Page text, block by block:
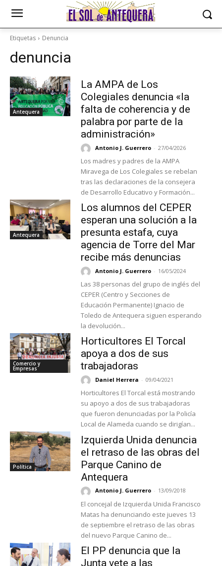
Etiquetas Denuncia
denuncia
Antequera
La AMPA de Los
Colegiales denuncia «la
falta de coherencia y de
palabra por parte de la
administración»
Antonio J. Guerrero - 27/04/2026
Los madres y padres de la AMPA
Miravega de Los Colegiales se rebelan
tras las declaraciones de la consejera
de Desarrollo Educativo y Formación...
Antequera
Los alumnos del CEPER
esperan una solución a la
presunta estafa, cuya
agencia de Torre del Mar
recibe más denuncias
Antonio J. Guerrero - 16/05/2024
Las 38 personas del grupo de inglés del
CEPER (Centro y Secciones de
Educación Permanente) Ignacio de
Toledo de Antequera siguen esperando
la devolución...
Comercio y
Empresas
Horticultores El Torcal
apoya a dos de sus
trabajadoras
Daniel Herrera - 09/04/2021
Horticultores El Torcal está mostrando
su apoyo a dos de sus trabajadoras
que fueron denunciadas por la Policía
Local de Alameda cuando se dirigían...
Política
Izquierda Unida denuncia
el retraso de las obras del
Parque Canino de
Antequera
Antonio J. Guerrero - 13/09/2018
El concejal de Izquierda Unida Francisco
Matas ha denunciando este jueves 13
de septiembre el retraso de las obras
del nuevo Parque Canino de...
El PP denuncia que la
Junta vete a las